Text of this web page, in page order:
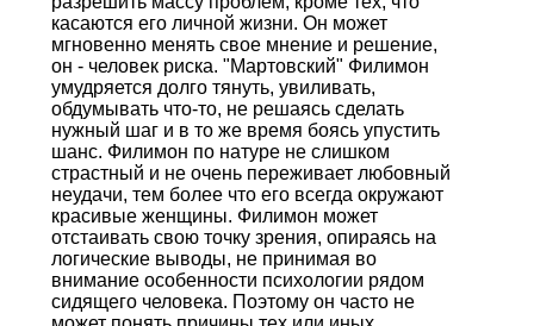
касаются его личной жизни. Он может
мгновенно менять свое мнение и решение,
он - человек риска. "Мартовский" Филимон
умудряется долго тянуть, увиливать,
обдумывать что-то, не решаясь сделать
нужный шаг и в то же время боясь упустить
шанс. Филимон по натуре не слишком
страстный и не очень переживает любовный
неудачи, тем более что его всегда окружают
красивые женщины. Филимон может
отстаивать свою точку зрения, опираясь на
логические выводы, не принимая во
внимание особенности психологии рядом
сидящего человека. Поэтому он часто не